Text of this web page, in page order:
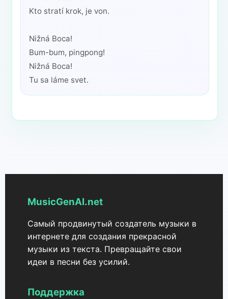
Kto stratí krok, je von.
Nižná Boca!
Bum-bum, pingpong!
Nižná Boca!
Tu sa láme svet.
MusicGenAI.net
Самый продвинутый создатель музыки в
интернете для создания прекрасной
музыки из текста. Превращайте свои
идеи в песни без усилий.
Поддержка